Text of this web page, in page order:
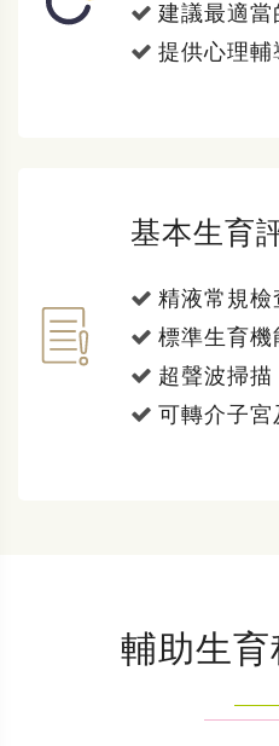
建議最適當
提供心理輔
基本生育
精液常規檢
標準生育機
超聲波掃描
可轉介子宮
輔助生育